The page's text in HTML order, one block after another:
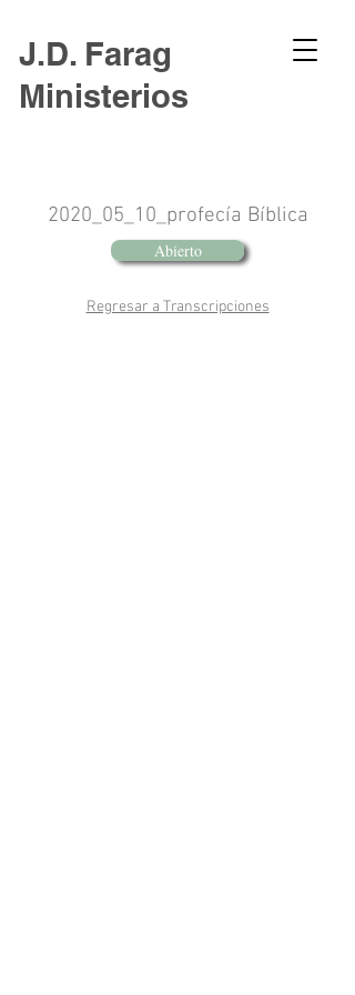
J.D. Farag
Ministerios
2020_05_10_profecía Bíblica
Abierto
Regresar a Transcripciones